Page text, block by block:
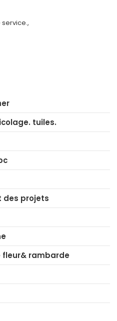
tuiles.
des projets
fleur& rambarde